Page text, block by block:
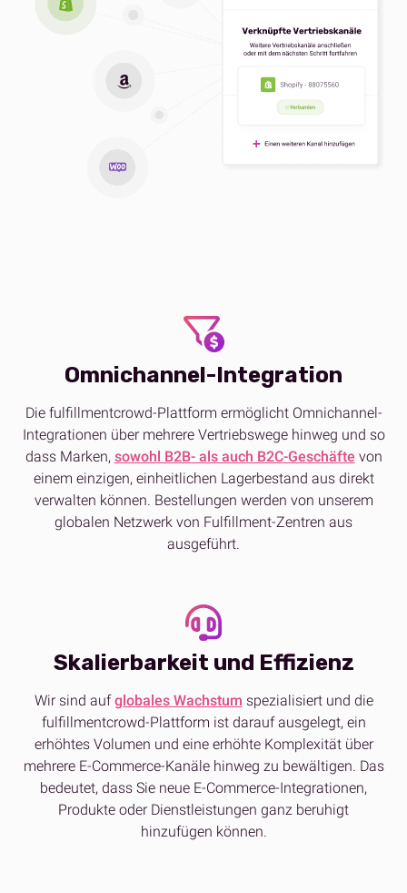
Omnichannel-Integration
Die fulfillmentcrowd-Plattform ermöglicht Omnichannel-
Integrationen über mehrere Vertriebswege hinweg und so
dass Marken, sowohl B2B- als auch B2C-Geschäfte von
einem einzigen, einheitlichen Lagerbestand aus direkt
verwalten können. Bestellungen werden von unserem
globalen Netzwerk von Fulfillment-Zentren aus
ausgeführt.
Skalierbarkeit und Effizienz
Wir sind aufglobales Wachstum spezialisiert und die
fulfillmentcrowd-Plattform ist darauf ausgelegt, ein
erhöhtes Volumen und eine erhöhte Komplexität über
mehrere E-Commerce-Kanäle hinweg zu bewältigen. Das
bedeutet, dass Sie neue E-Commerce-Integrationen,
Produkte oder Dienstleistungen ganz beruhigt
hinzufügen können.